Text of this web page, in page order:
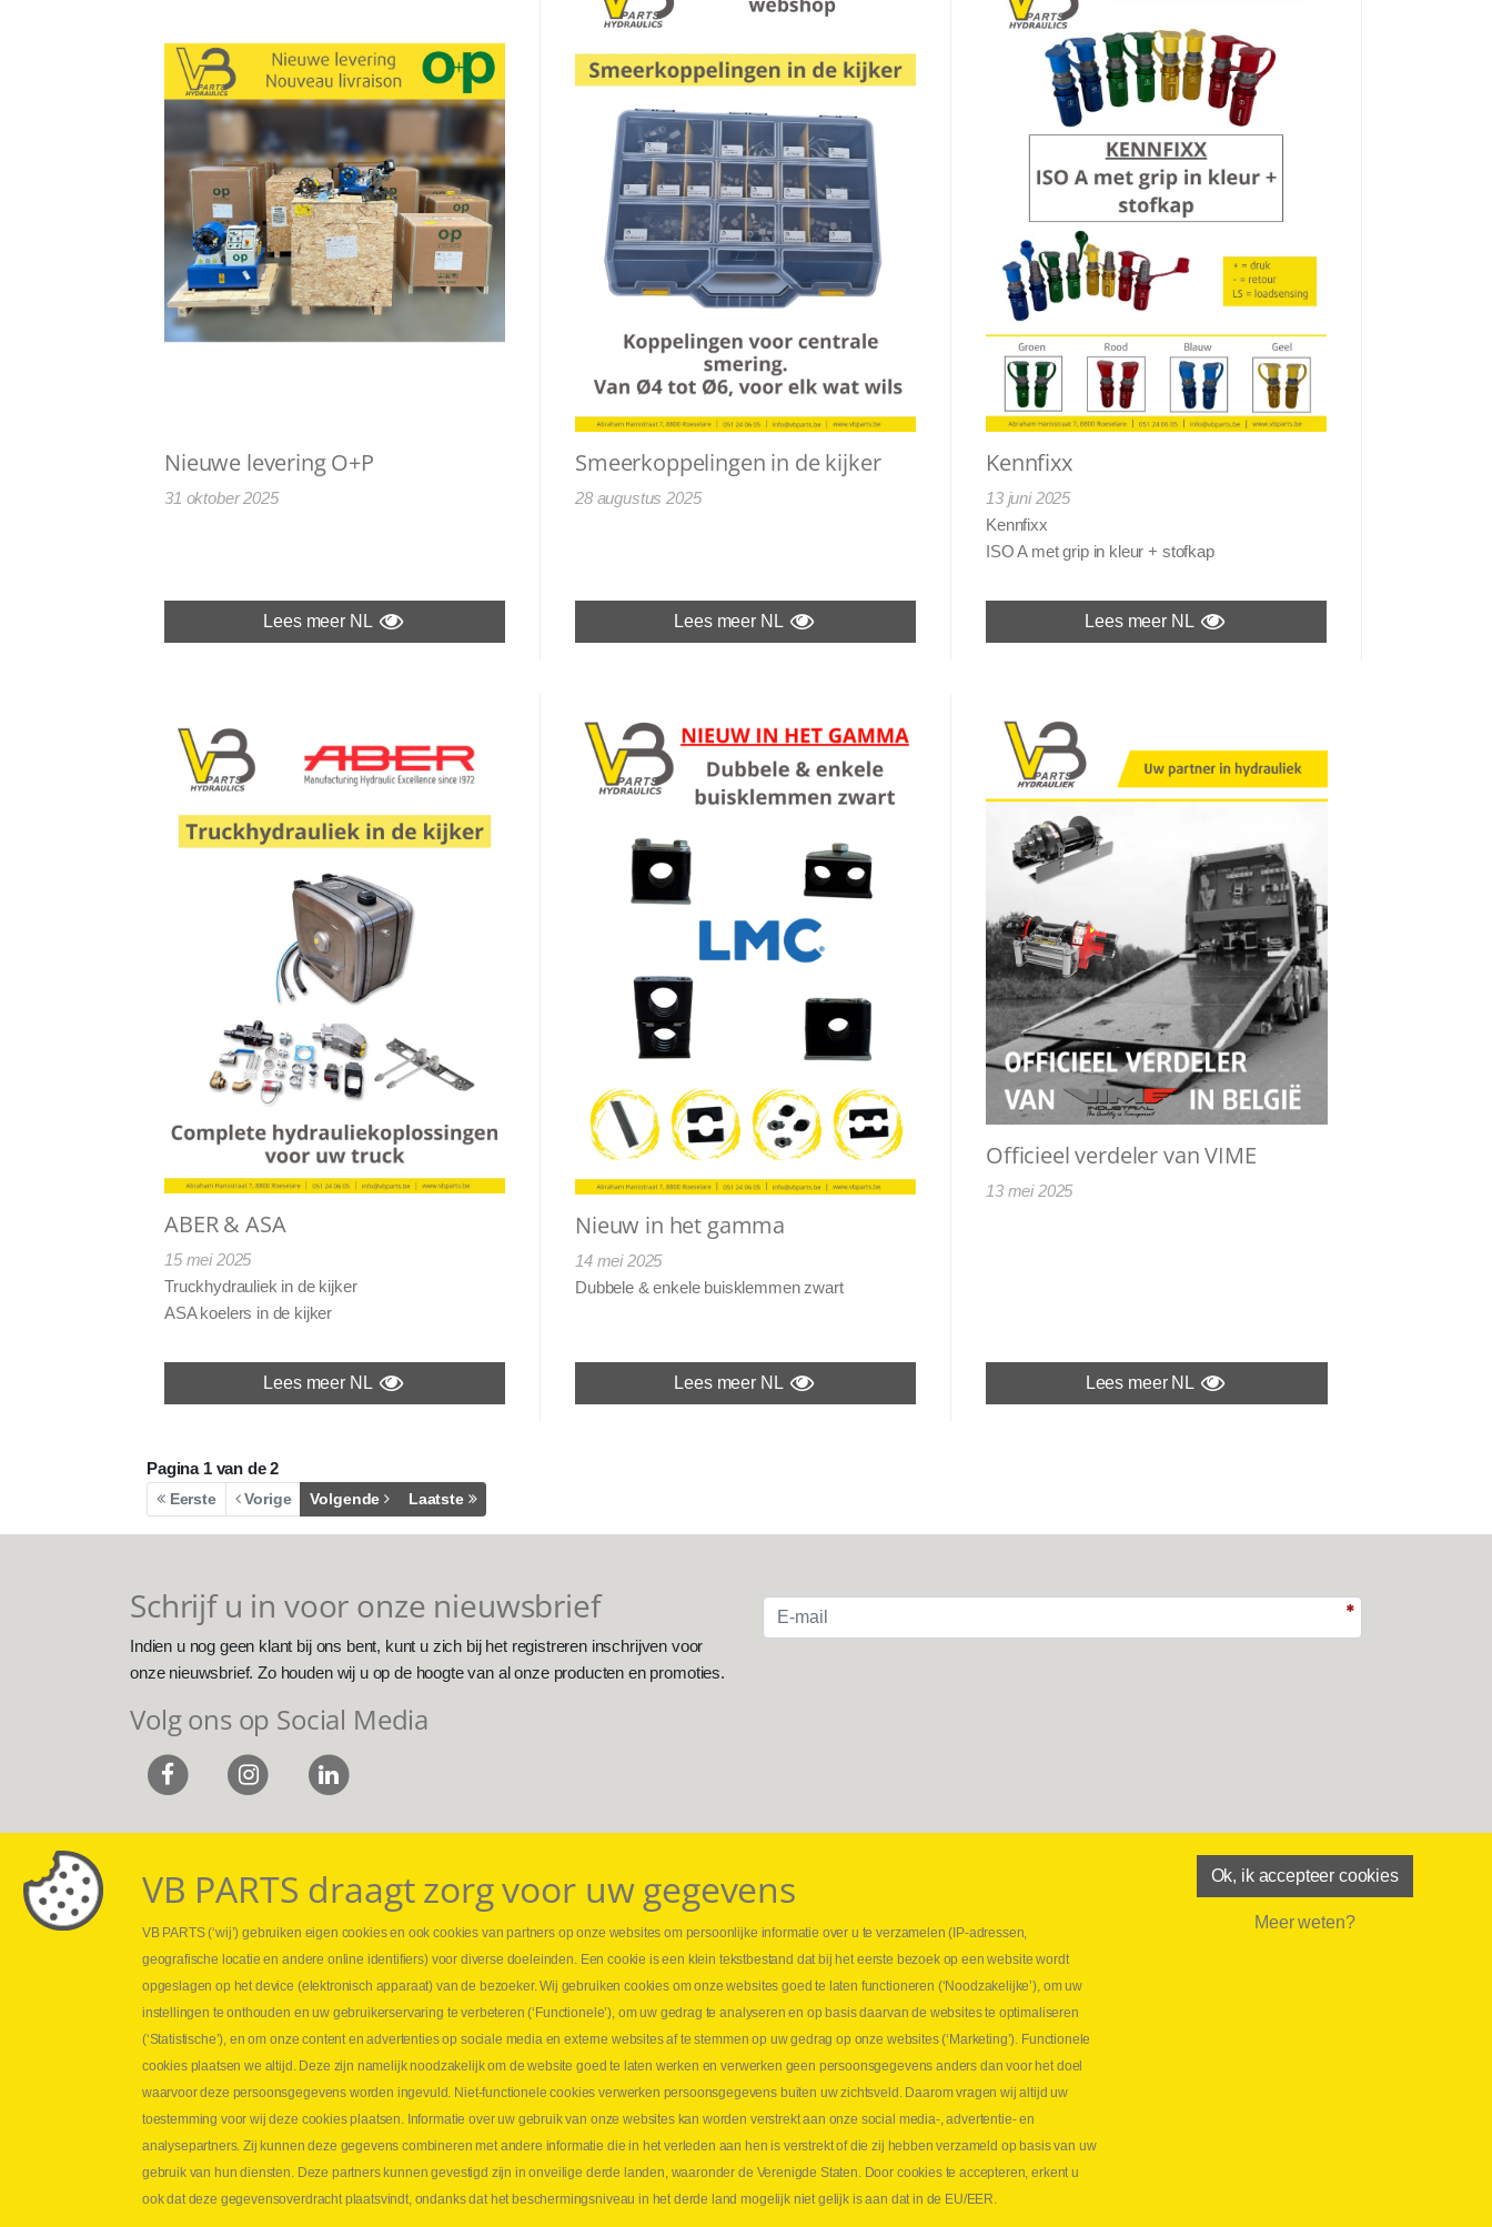
Nieuwe levering O+P
31 oktober 2025
Lees meer NL
Smeerkoppelingen in de kijker
28 augustus 2025
Lees meer NL
Kennfixx
13 juni 2025
Kennfixx
ISO A met grip in kleur + stofkap
Lees meer NL
ABER & ASA
15 mei 2025
Truckhydrauliek in de kijker
ASA koelers in de kijker
Lees meer NL
Nieuw in het gamma
14 mei 2025
Dubbele & enkele buisklemmen zwart
Lees meer NL
Officieel verdeler van VIME
13 mei 2025
Lees meer NL
Pagina1 van de2
Eerste Vorige Volgende Laatste
Schrijf u in voor onze nieuwsbrief
Indien u nog geen klant bij ons bent, kunt u zich bij het registreren inschrijven voor
onze nieuwsbrief. Zo houden wij u op de hoogte van al onze producten en promoties.
Volg ons op Social Media
Webshop
Nieuws
Jobs
Leveringen
Drukcontrole set
Persmaten
Hydraulische slangen
Contact VB Parts
Abraham Hansstraat 7
B-8800 Roeselare
⏳ Laatste maand Webtec-promotie!
⏳ Laatste kans voor onze promo
snelkoppelingen!
1 juni 2026
Lees meer NL
VB PARTS draagt zorg voor uw gegevens
VB PARTS (‘wij’) gebruiken eigen cookies en ook cookies van partners op onze websites om persoonlijke informatie over u te verzamelen (IP-adressen,
geografische locatie en andere online identifiers) voor diverse doeleinden. Een cookie is een klein tekstbestand dat bij het eerste bezoek op een website wordt
opgeslagen op het device (elektronisch apparaat) van de bezoeker. Wij gebruiken cookies om onze websites goed te laten functioneren (‘Noodzakelijke’), om uw
instellingen te onthouden en uw gebruikerservaring te verbeteren (‘Functionele’), om uw gedrag te analyseren en op basis daarvan de websites te optimaliseren
(‘Statistische’), en om onze content en advertenties op sociale media en externe websites af te stemmen op uw gedrag op onze websites (‘Marketing’). Functionele
cookies plaatsen we altijd. Deze zijn namelijk noodzakelijk om de website goed te laten werken en verwerken geen persoonsgegevens anders dan voor het doel
waarvoor deze persoonsgegevens worden ingevuld. Niet-functionele cookies verwerken persoonsgegevens buiten uw zichtsveld. Daarom vragen wij altijd uw
toestemming voor wij deze cookies plaatsen. Informatie over uw gebruik van onze websites kan worden verstrekt aan onze social media-, advertentie- en
analysepartners. Zij kunnen deze gegevens combineren met andere informatie die in het verleden aan hen is verstrekt of die zij hebben verzameld op basis van uw
gebruik van hun diensten. Deze partners kunnen gevestigd zijn in onveilige derde landen, waaronder de Verenigde Staten. Door cookies te accepteren, erkent u
ook dat deze gegevensoverdracht plaatsvindt, ondanks dat het beschermingsniveau in het derde land mogelijk niet gelijk is aan dat in de EU/EER.
Ok, ik accepteer cookies
Meer weten?